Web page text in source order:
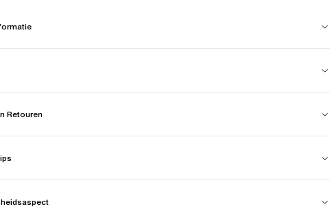
Retouren